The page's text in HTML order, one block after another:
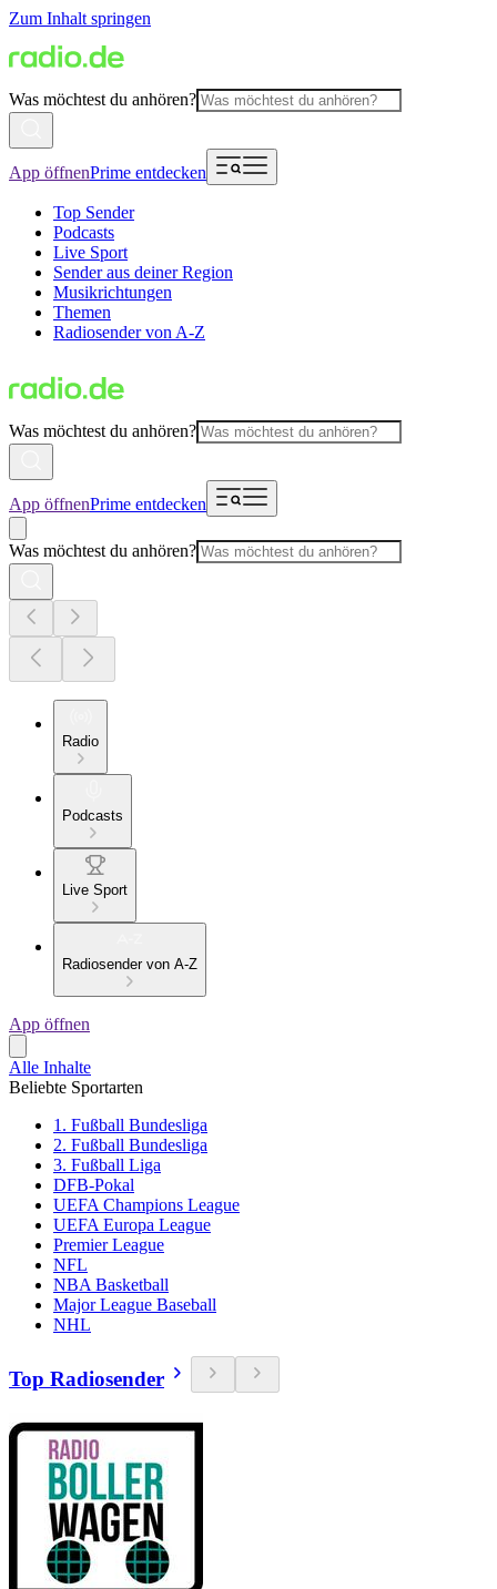
Zum Inhalt springen
Was möchtest du anhören?
App öffnenPrime entdecken
Top Sender
Podcasts
Live Sport
Sender aus deiner Region
Musikrichtungen
Themen
Radiosender von A-Z
Was möchtest du anhören?
App öffnenPrime entdecken
Was möchtest du anhören?
Radio
Podcasts
Live Sport
Radiosender von A-Z
App öffnen
Alle Inhalte
Beliebte Sportarten
1. Fußball Bundesliga
2. Fußball Bundesliga
3. Fußball Liga
DFB-Pokal
UEFA Champions League
UEFA Europa League
Premier League
NFL
NBA Basketball
Major League Baseball
NHL
Top Radiosender